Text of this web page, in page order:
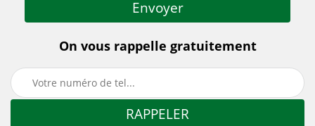
On vous rappelle gratuitement